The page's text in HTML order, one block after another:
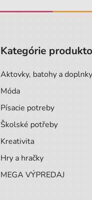
Kategórie
Aktovky, batohy a doplnky
Móda
Písacie potreby
Školské potřeby
Kreativita
Hry a hračky
MEGA VÝPREDAJ